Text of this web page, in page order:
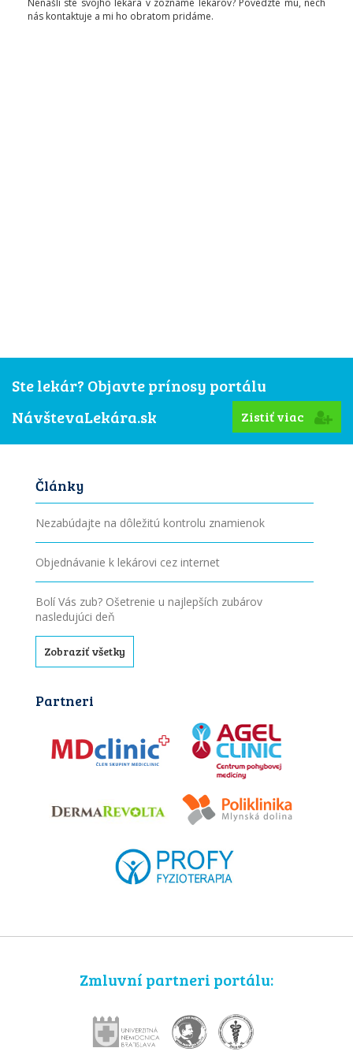
Nenašli ste svojho lekára v zozname lekárov? Povedzte mu, nech
nás kontaktuje a mi ho obratom pridáme.
Ste lekár? Objavte prínosy portálu
NávštevaLekára.sk
Zistiť viac
Články
Nezabúdajte na dôležitú kontrolu znamienok
Objednávanie k lekárovi cez internet
Bolí Vás zub? Ošetrenie u najlepších zubárov
nasledujúci deň
Zobraziť všetky
Partneri
Zmluvní partneri portálu: